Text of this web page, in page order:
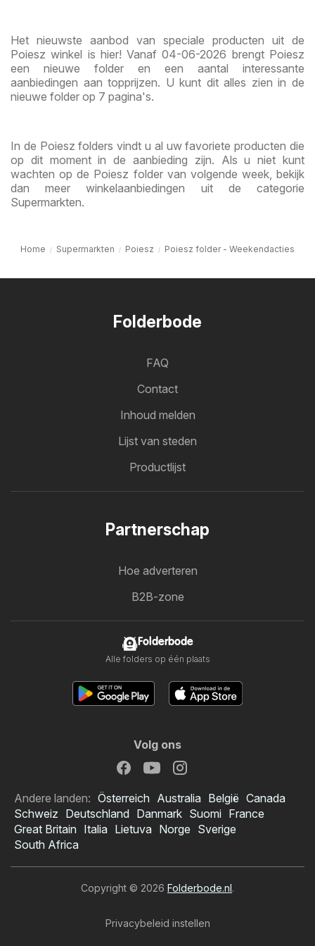
Het nieuwste aanbod van speciale producten uit de
Poiesz winkel is hier! Vanaf 04-06-2026 brengt Poiesz
een nieuwe folder en een aantal interessante
aanbiedingen aan topprijzen. U kunt dit alles zien in de
nieuwe folder op 7 pagina's.
In de Poiesz folders vindt u al uw favoriete producten die
op dit moment in de aanbieding zijn. Als u niet kunt
wachten op de Poiesz folder van volgende week, bekijk
dan meer winkelaanbiedingen uit de categorie
Supermarkten.
Home Supermarkten Poiesz Poiesz folder - Weekendacties
Folderbode
FAQ
Contact
Inhoud melden
Lijst van steden
Productlijst
Partnerschap
Hoe adverteren
B2B-zone
Folderbode
Alle folders op één plaats
Volg ons
Andere landen: Österreich Australia België Canada
Schweiz Deutschland Danmark Suomi France
Great Britain Italia Lietuva Norge Sverige
South Africa
Copyright © 2026 Folderbode.nl.
Privacybeleid instellen